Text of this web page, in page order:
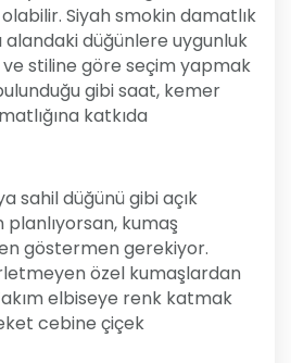
Siyah smokin damatlık
alandaki düğünlere uygunluk
stiline göre seçim yapmak
gibi saat, kemer
katkıda
sahil düğünü gibi açık
kumaş
göstermen gerekiyor.
özel kumaşlardan
elbiseye renk katmak
cebine çiçek